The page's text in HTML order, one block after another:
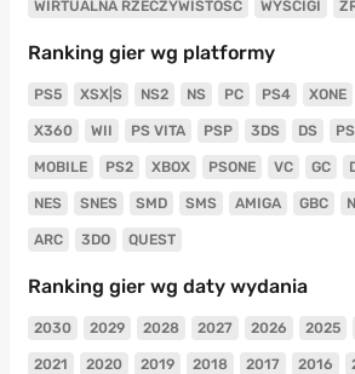
WIRTUALNA RZECZYWISTOŚĆ WYŚCIGI
Ranking gier wg platformy
PS5 XSX|S NS2 NS PC PS4 XONE
X360 WII PS VITA PSP 3DS DS
MOBILE PS2 XBOX PSONE VC GC
NES SNES SMD SMS AMIGA GBC
ARC 3DO QUEST
Ranking gier wg daty wydania
2030 2029 2028 2027 2026 2025
2021 2020 2019 2018 2017 2016